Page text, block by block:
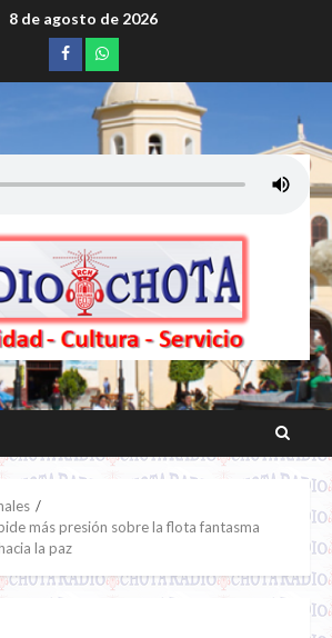
8 de agosto de 2026
Facebookwhatsapp
más presión sobre la flota fantasma
la paz